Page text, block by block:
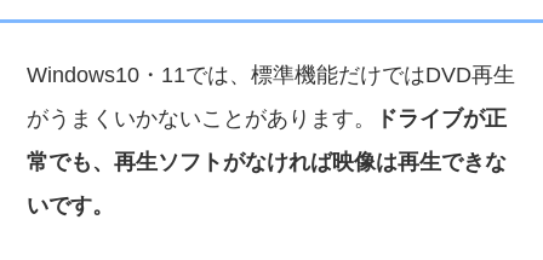
Windows10・11では、標準機能だけではDVD再生
がうまくいかないことがあります。
ドライブが正
常でも、再生ソフトがなければ映像は再生できな
いです。